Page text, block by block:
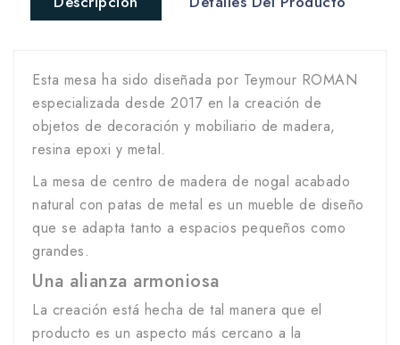
Esta mesa ha sido diseñada por Teymour ROMAN
especializada desde 2017 en la creación de
objetos de decoración y mobiliario de madera,
resina epoxi y metal.
La mesa de centro de madera de nogal acabado
natural con patas de metal es un mueble de diseño
que se adapta tanto a espacios pequeños como
grandes.
Una alianza armoniosa
La creación está hecha de tal manera que el
producto es un aspecto más cercano a la